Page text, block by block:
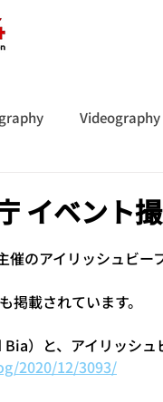
Videography
イベント
のアイリッシュビー
掲載されています。
）と、アイリッシュ
2020/12/3093/